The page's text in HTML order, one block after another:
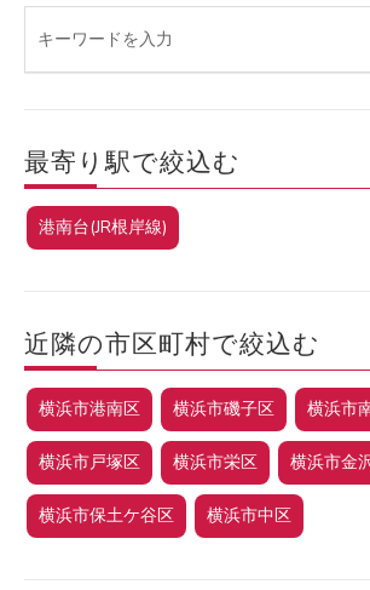
最寄り駅で絞込む
港南台(JR根岸線)
近隣の市区町村で絞込む
横浜市港南区 横浜市磯子区 横浜市
横浜市戸塚区 横浜市栄区 横浜市金
横浜市保土ケ谷区 横浜市中区